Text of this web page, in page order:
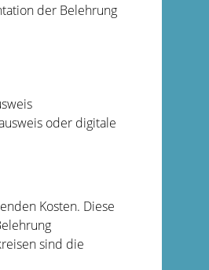
der Belehrung
oder digitale
Kosten. Diese
sind die